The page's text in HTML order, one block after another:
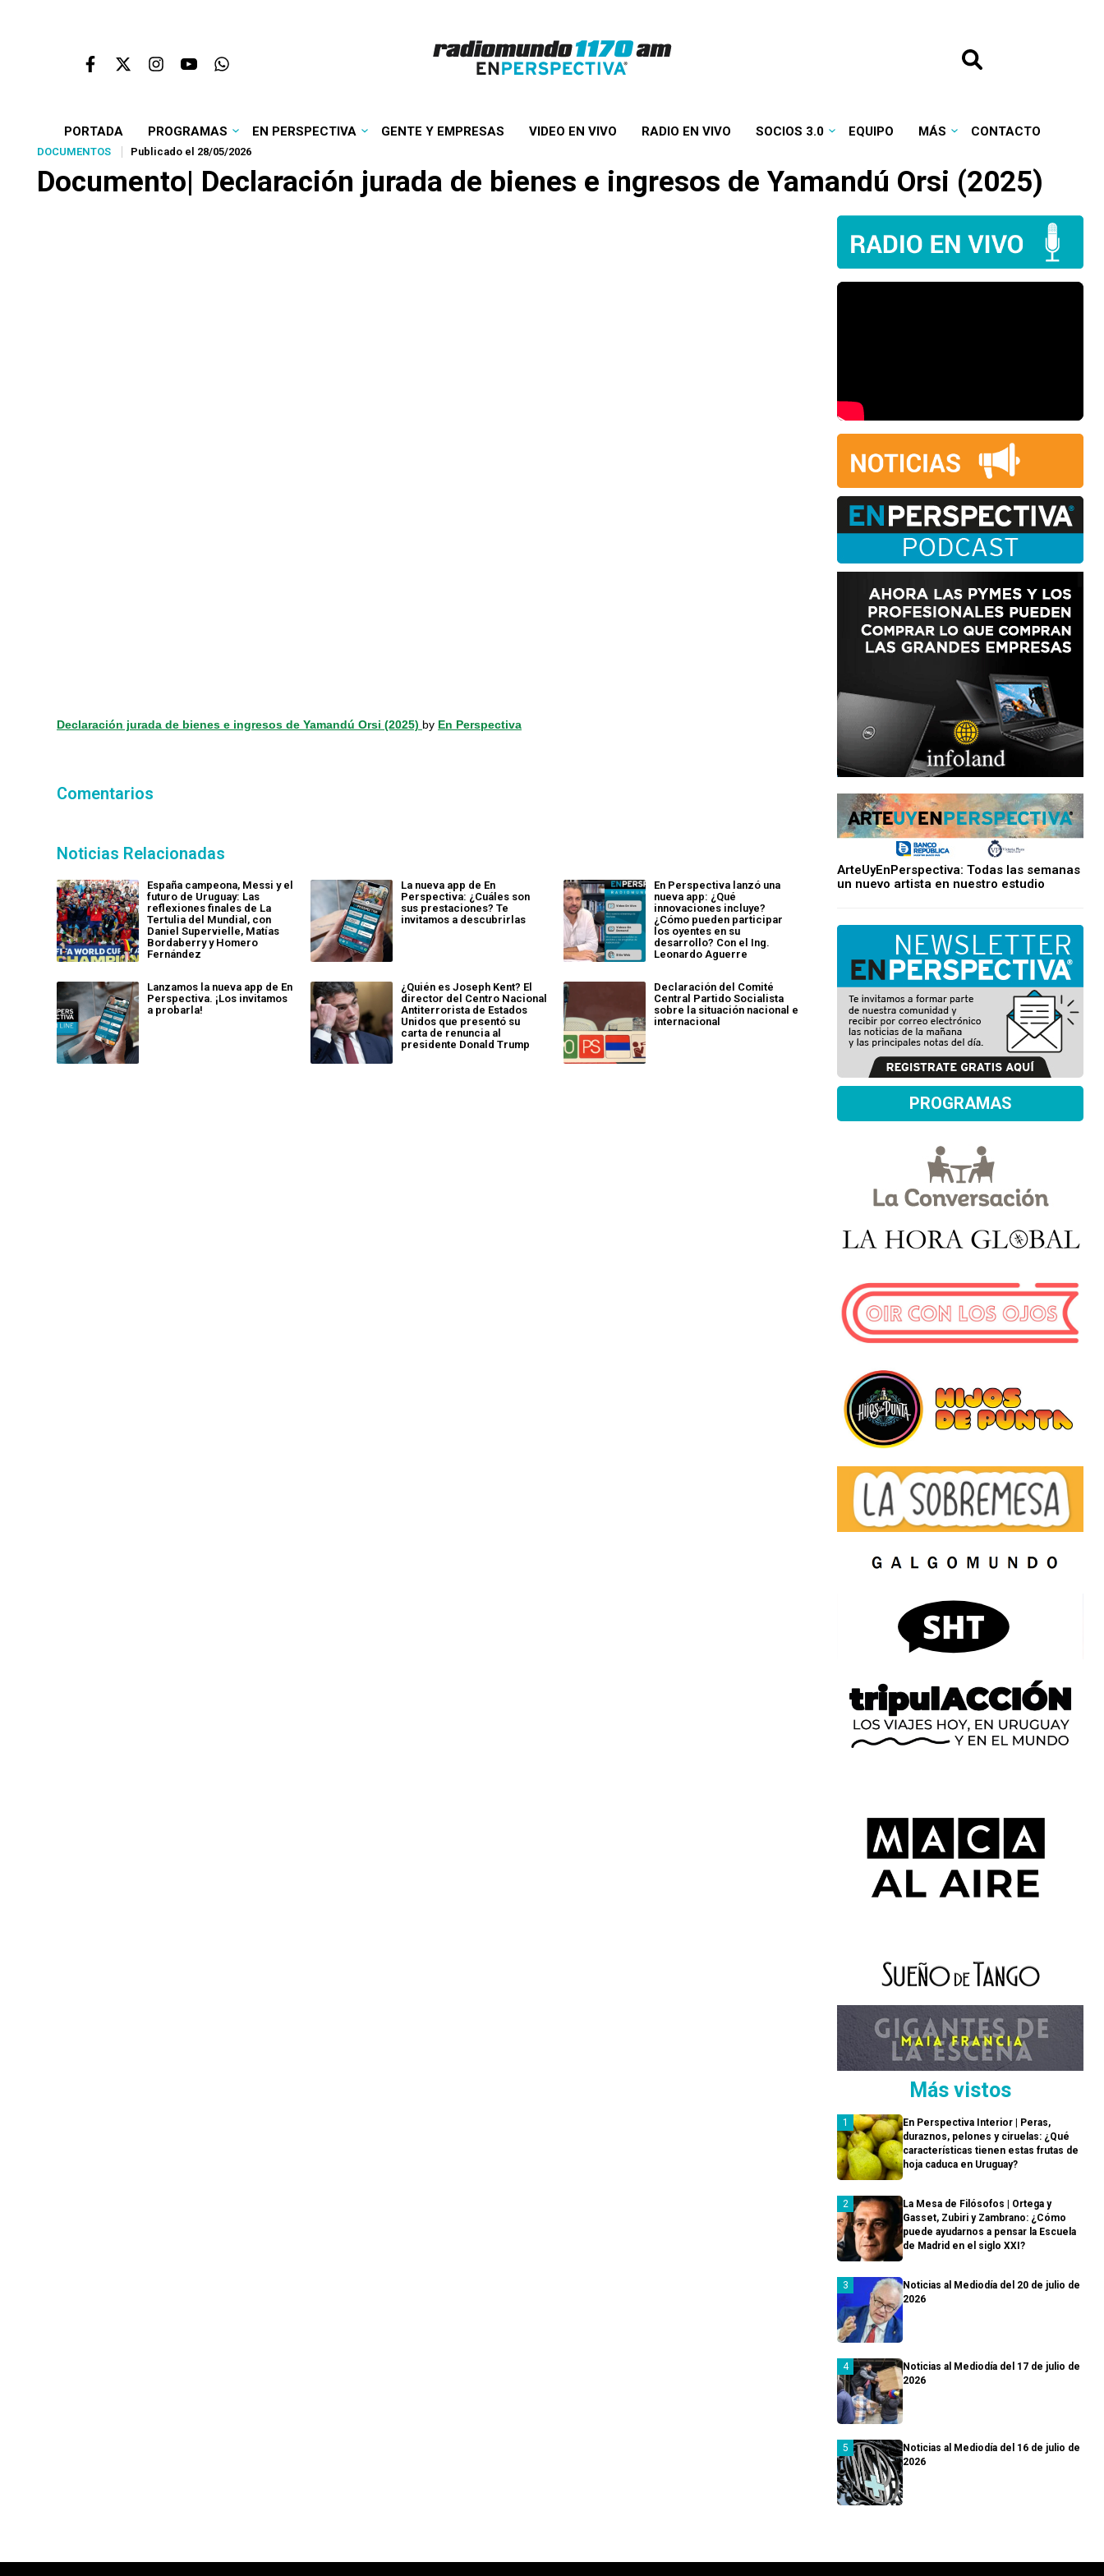
PORTADA PROGRAMAS EN PERSPECTIVA GENTE Y EMPRESAS VIDEO EN VIVO RADIO EN VIVO SOCIOS 3.0 EQUIPO MÁS CONTACTO
DOCUMENTOS Publicado el 28/05/2026
Documento| Declaración jurada de bienes e ingresos de Yamandú Orsi (2025)
Declaración jurada de bienes e ingresos de Yamandú Orsi (2025) by En Perspectiva
Comentarios
Noticias Relacionadas
España campeona, Messi y el
futuro de Uruguay: Las
reflexiones finales de La
Tertulia del Mundial, con
Daniel Supervielle, Matías
Bordaberry y Homero
Fernández
La nueva app de En
Perspectiva: ¿Cuáles son
sus prestaciones? Te
invitamos a descubrirlas
En Perspectiva lanzó una
nueva app: ¿Qué
innovaciones incluye?
¿Cómo pueden participar
los oyentes en su
desarrollo? Con el Ing.
Leonardo Aguerre
Lanzamos la nueva app de En
Perspectiva. ¡Los invitamos
a probarla!
¿Quién es Joseph Kent? El
director del Centro Nacional
Antiterrorista de Estados
Unidos que presentó su
carta de renuncia al
presidente Donald Trump
Declaración del Comité
Central Partido Socialista
sobre la situación nacional e
internacional
ArteUyEnPerspectiva: Todas las semanas
un nuevo artista en nuestro estudio
PROGRAMAS
Más vistos
En Perspectiva Interior | Peras,
duraznos, pelones y ciruelas: ¿Qué
características tienen estas frutas de
hoja caduca en Uruguay?
La Mesa de Filósofos | Ortega y
Gasset, Zubiri y Zambrano: ¿Cómo
puede ayudarnos a pensar la Escuela
de Madrid en el siglo XXI?
Noticias al Mediodía del 20 de julio de
2026
Noticias al Mediodía del 17 de julio de
2026
Noticias al Mediodía del 16 de julio de
2026